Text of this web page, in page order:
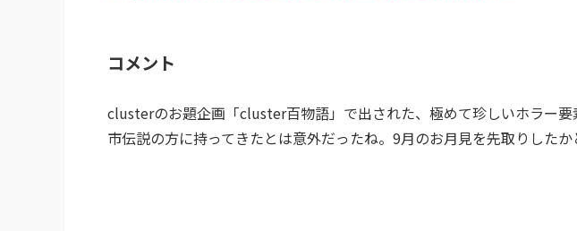
コメント
clusterのお題企画「cluster百物語」で出された、極めて珍しいホラー
市伝説の方に持ってきたとは意外だったね。9月のお月見を先取りしたか